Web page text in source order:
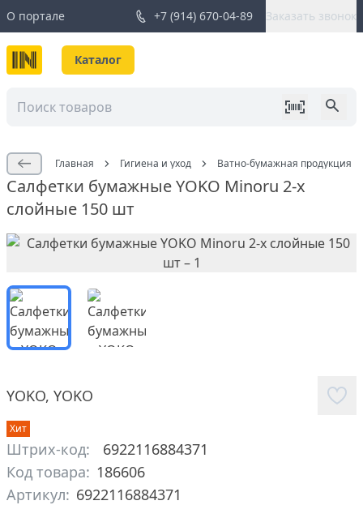
О портале +7 (914) 670-04-89 Заказать звонок
Каталог
Главная Гигиена и уход Ватно-бумажная продукция
Салфетки бумажные YOKO Minoru 2-х
слойные 150 шт
YOKO, YOKO
Хит
Штрих-код:
6922116884371
Код товара: 186606
Артикул: 6922116884371